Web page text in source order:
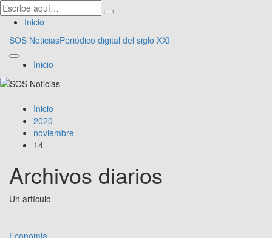
Inicio
SOS NoticiasPeriódico digital del siglo XXI
Inicio
Inicio
2020
noviembre
14
Archivos diarios
Un artículo